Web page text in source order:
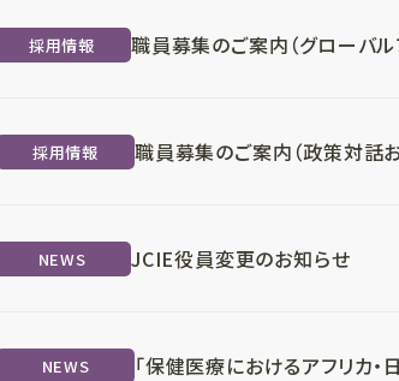
採用情報 職員募集のご案内（グローバ
採用情報 職員募集のご案内（政策対話
NEWS JCIE役員変更のお知らせ
NEWS 「保健医療におけるアフリカ